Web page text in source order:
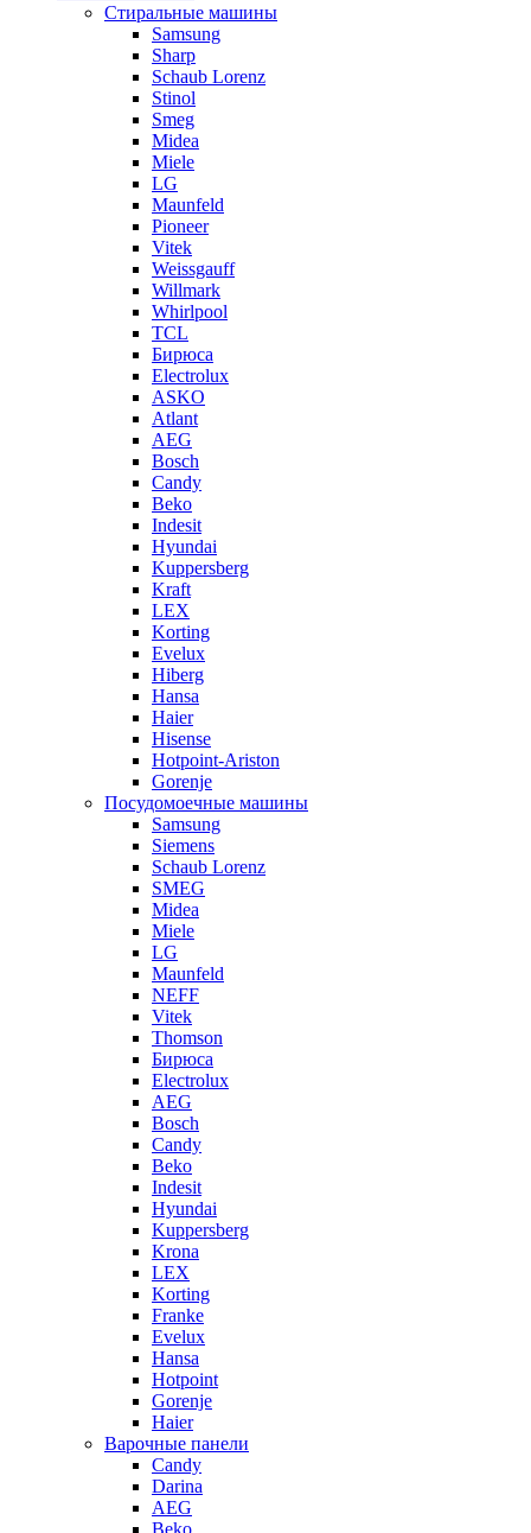
Стиральные машины
Samsung
Sharp
Schaub Lorenz
Stinol
Smeg
Midea
Miele
LG
Maunfeld
Pioneer
Vitek
Weissgauff
Willmark
Whirlpool
TCL
Бирюса
Electrolux
ASKO
Atlant
AEG
Bosch
Candy
Beko
Indesit
Hyundai
Kuppersberg
Kraft
LEX
Korting
Evelux
Hiberg
Hansa
Haier
Hisense
Hotpoint-Ariston
Gorenje
Посудомоечные машины
Samsung
Siemens
Schaub Lorenz
SMEG
Midea
Miele
LG
Maunfeld
NEFF
Vitek
Thomson
Бирюса
Electrolux
AEG
Bosch
Candy
Beko
Indesit
Hyundai
Kuppersberg
Krona
LEX
Korting
Franke
Evelux
Hansa
Hotpoint
Gorenje
Haier
Варочные панели
Candy
Darina
AEG